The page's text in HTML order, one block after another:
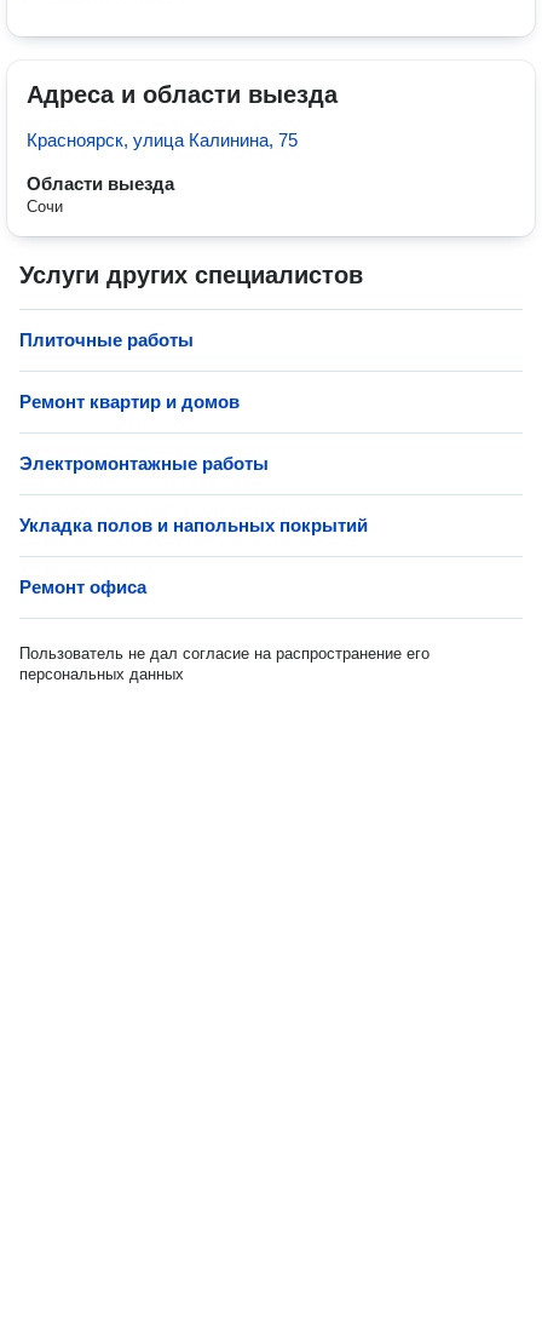
Адреса и области выезда
Красноярск, улица Калинина, 75
Области выезда
Сочи
Услуги других специалистов
Плиточные работы
Ремонт квартир и домов
Электромонтажные работы
Укладка полов и напольных покрытий
Ремонт офиса
Пользователь не дал согласие на распространение его
персональных данных